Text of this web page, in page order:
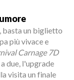
basta un biglietto
più vivace e
Carnage 7D
due, l'upgrade
visita un finale